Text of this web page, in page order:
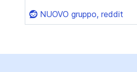
NUOVO gruppo, reddit